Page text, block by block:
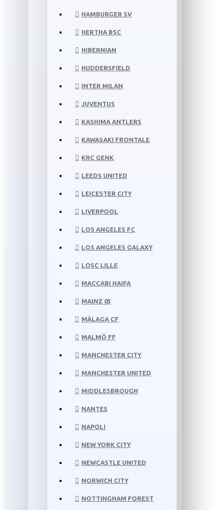
HAMBURGER SV
HERTHA BSC
HIBERNIAN
HUDDERSFIELD
INTER MILAN
JUVENTUS
KASHIMA ANTLERS
KAWASAKI FRONTALE
KRC GENK
LEEDS UNITED
LEICESTER CITY
LIVERPOOL
LOS ANGELES FC
LOS ANGELES GALAXY
LOSC LILLE
MACCABI HAIFA
MAINZ 05
MÁLAGA CF
MALMÖ FF
MANCHESTER CITY
MANCHESTER UNITED
MIDDLESBROUGH
NANTES
NAPOLI
NEW YORK CITY
NEWCASTLE UNITED
NORWICH CITY
NOTTINGHAM FOREST